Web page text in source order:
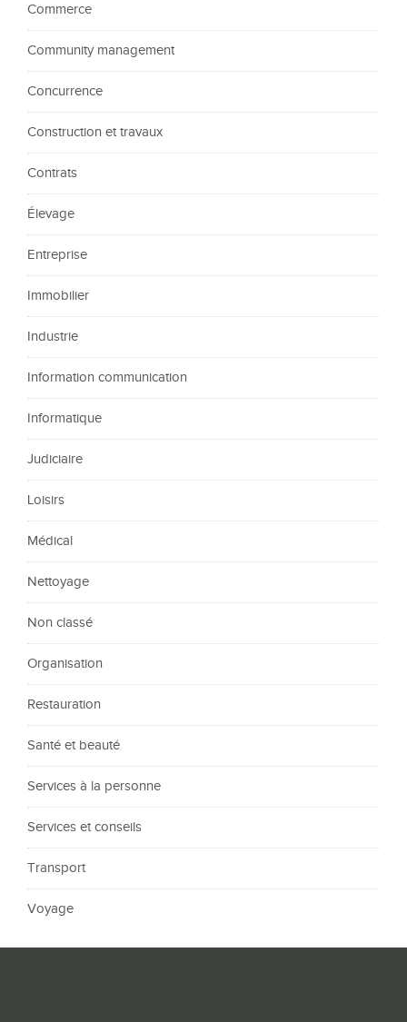
Commerce
Community management
Concurrence
Construction et travaux
Contrats
Élevage
Entreprise
Immobilier
Industrie
Information communication
Informatique
Judiciaire
Loisirs
Médical
Nettoyage
Non classé
Organisation
Restauration
Santé et beauté
Services à la personne
Services et conseils
Transport
Voyage